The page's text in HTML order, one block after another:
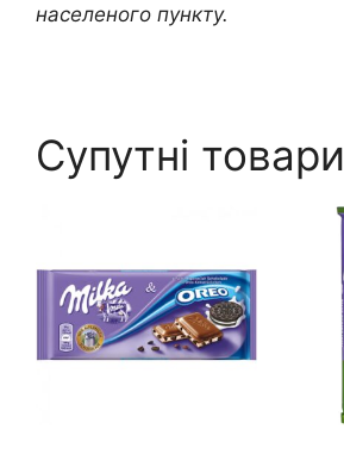
населеного пункту.
Супутні товари